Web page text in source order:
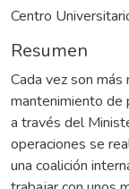
Centro
Resumen
Cada vez son
mantenimiento de
a través del
operaciones se
una coalición